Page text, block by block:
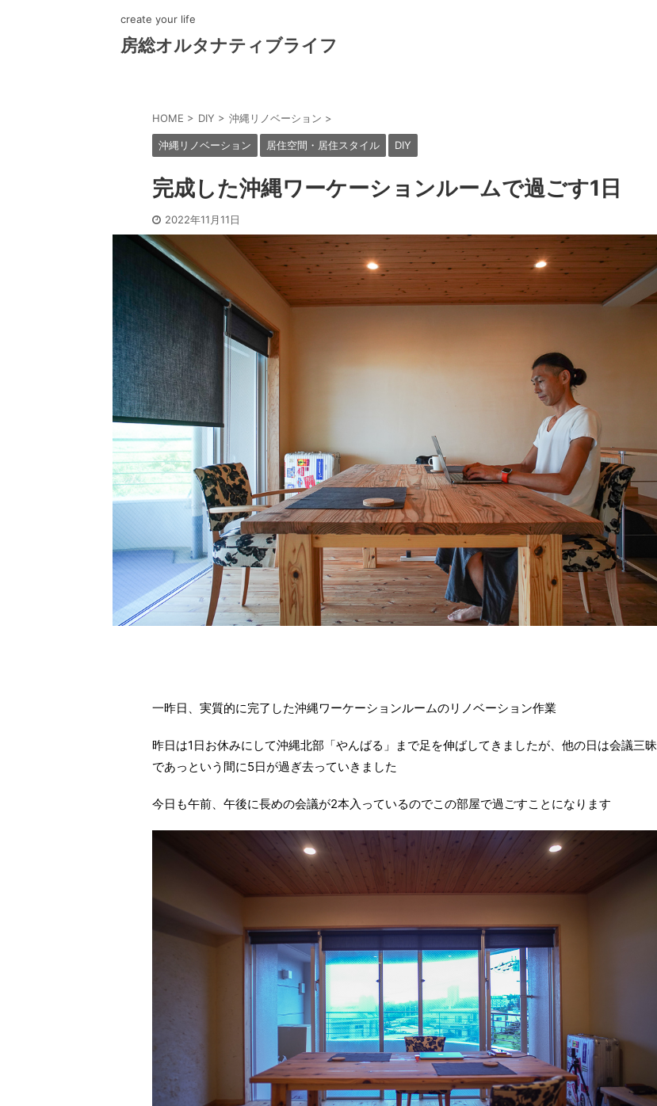
create your life
房総オルタナティブライフ
HOME > DIY > 沖縄リノベーション >
沖縄リノベーション 居住空間・居住スタイル DIY
完成した沖縄ワーケーションルームで過ごす1日
2022年11月11日
一昨日、実質的に完了した沖縄ワーケーションルームのリノベーション作業
昨日は1日お休みにして沖縄北部「やんばる」まで足を伸ばしてきましたが、他の日は会議三昧
であっという間に5日が過ぎ去っていきました
今日も午前、午後に長めの会議が2本入っているのでこの部屋で過ごすことになります